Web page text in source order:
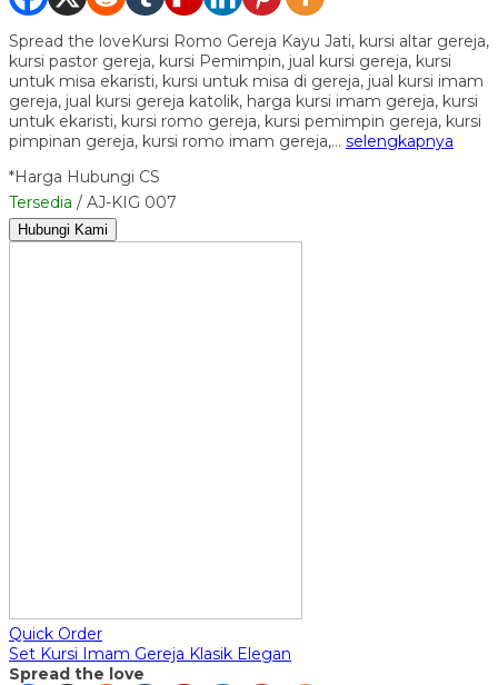
Spread the loveKursi Romo Gereja Kayu Jati, kursi altar gereja,
kursi pastor gereja, kursi Pemimpin, jual kursi gereja, kursi
untuk misa ekaristi, kursi untuk misa di gereja, jual kursi imam
gereja, jual kursi gereja katolik, harga kursi imam gereja, kursi
untuk ekaristi, kursi romo gereja, kursi pemimpin gereja, kursi
pimpinan gereja, kursi romo imam gereja,… selengkapnya
*Harga Hubungi CS
Tersedia / AJ-KIG 007
Hubungi Kami
Quick Order
Set Kursi Imam Gereja Klasik Elegan
Spread the love